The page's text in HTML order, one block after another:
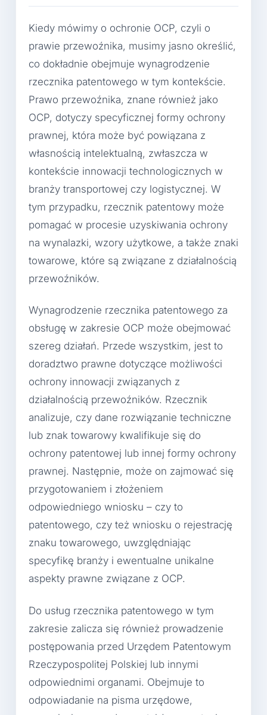
Kiedy mówimy o ochronie OCP, czyli o
prawie przewoźnika, musimy jasno określić,
co dokładnie obejmuje wynagrodzenie
rzecznika patentowego w tym kontekście.
Prawo przewoźnika, znane również jako
OCP, dotyczy specyficznej formy ochrony
prawnej, która może być powiązana z
własnością intelektualną, zwłaszcza w
kontekście innowacji technologicznych w
branży transportowej czy logistycznej. W
tym przypadku, rzecznik patentowy może
pomagać w procesie uzyskiwania ochrony
na wynalazki, wzory użytkowe, a także znaki
towarowe, które są związane z działalnością
przewoźników.
Wynagrodzenie rzecznika patentowego za
obsługę w zakresie OCP może obejmować
szereg działań. Przede wszystkim, jest to
doradztwo prawne dotyczące możliwości
ochrony innowacji związanych z
działalnością przewoźników. Rzecznik
analizuje, czy dane rozwiązanie techniczne
lub znak towarowy kwalifikuje się do
ochrony patentowej lub innej formy ochrony
prawnej. Następnie, może on zajmować się
przygotowaniem i złożeniem
odpowiedniego wniosku – czy to
patentowego, czy też wniosku o rejestrację
znaku towarowego, uwzględniając
specyfikę branży i ewentualne unikalne
aspekty prawne związane z OCP.
Do usług rzecznika patentowego w tym
zakresie zalicza się również prowadzenie
postępowania przed Urzędem Patentowym
Rzeczypospolitej Polskiej lub innymi
odpowiednimi organami. Obejmuje to
odpowiadanie na pisma urzędowe,